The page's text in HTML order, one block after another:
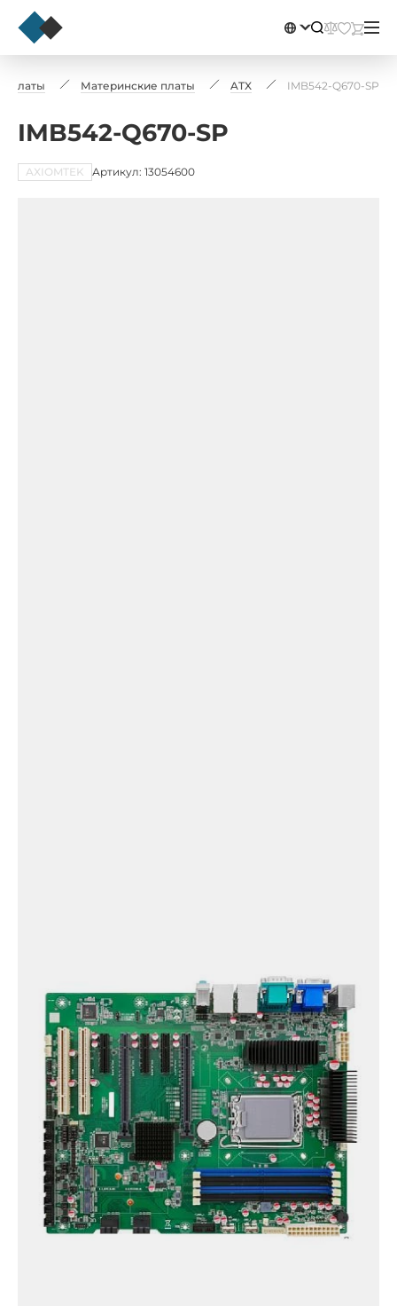
платы Материнские платы ATX IMB542-Q670-SP
IMB542-Q670-SP
AXIOMTEK Артикул: 13054600